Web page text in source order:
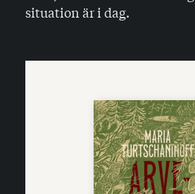
situation är i dag.